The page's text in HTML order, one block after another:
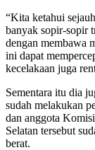
“Kita ketahui
banyak sopir-sopir
dengan membawa
ini dapat
kecelakaan juga
Sementara itu dia
sudah melakukan
dan anggota
Selatan tersebut
berat.